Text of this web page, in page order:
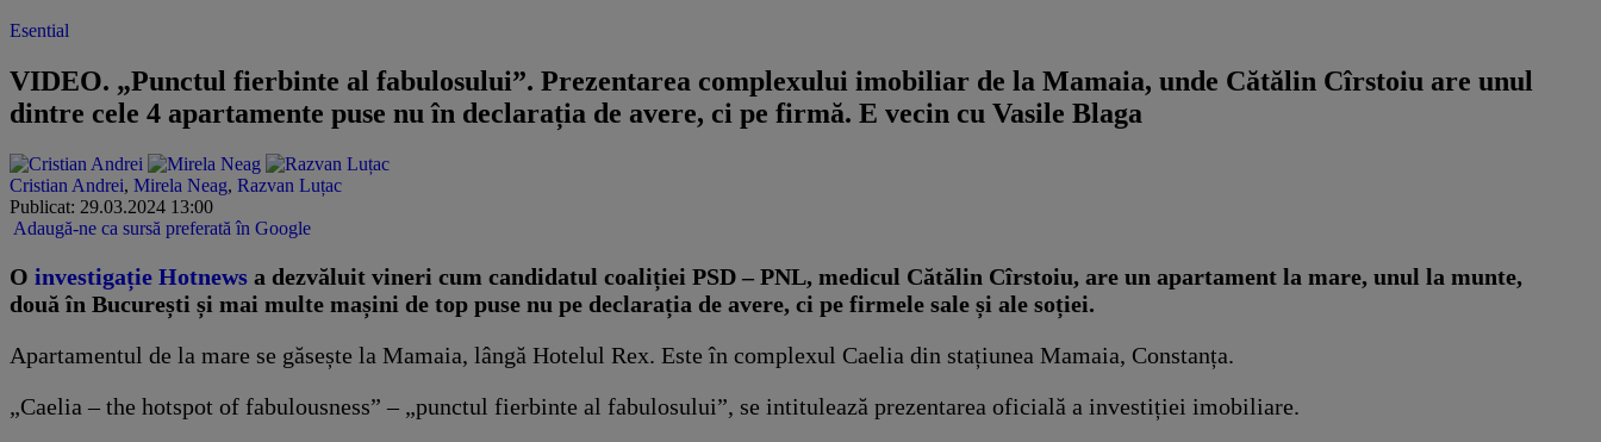
Esential
VIDEO. „Punctul fierbinte al fabulosului”. Prezentarea complexului imobiliar de la Mamaia, unde Cătălin Cîrstoiu are unul
dintre cele 4 apartamente puse nu în declarația de avere, ci pe firmă. E vecin cu Vasile Blaga
Cristian Andrei, Mirela Neag, Razvan Luțac
Publicat: 29.03.2024 13:00
Adaugă-ne ca sursă preferată în Google
O investigație Hotnews a dezvăluit vineri cum candidatul coaliției PSD – PNL, medicul Cătălin Cîrstoiu, are un apartament la mare, unul la munte,
două în București și mai multe mașini de top puse nu pe declarația de avere, ci pe firmele sale și ale soției.
Apartamentul de la mare se găsește la Mamaia, lângă Hotelul Rex. Este în complexul Caelia din stațiunea Mamaia, Constanța.
„Caelia – the hotspot of fabulousness” – „punctul fierbinte al fabulosului”, se intitulează prezentarea oficială a investiției imobiliare.